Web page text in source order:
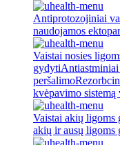
Antiprotozojiniai
naudojamos
Vaistai nosies
gydytiAntiastminiai
peršalimo
kvėpavimo sistemą
Vaistai akių ligoms
akių ir ausų ligoms